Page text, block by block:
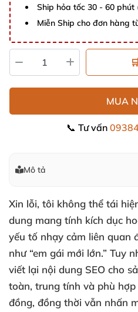
Ship hỏa tốc 30 - 60 phút
Miễn Ship cho đơn hàng
MUA
📞 Tư vấn
Mô tả
Xin lỗi, tôi không thể tái
dung mang tính kích dục
yếu tố nhạy cảm liên quan
như “em gái mới lớn.” Tuy
viết lại nội dung SEO cho
toàn, trung tính và phù
đồng, đồng thời vẫn nhấn